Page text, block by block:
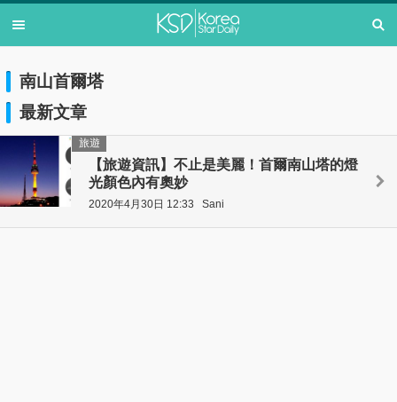
南山首爾塔
最新文章
【旅遊資訊】不止是美麗！首爾南山塔的燈
光顏色內有奧妙
旅遊
2020年4月30日 12:33 Sani